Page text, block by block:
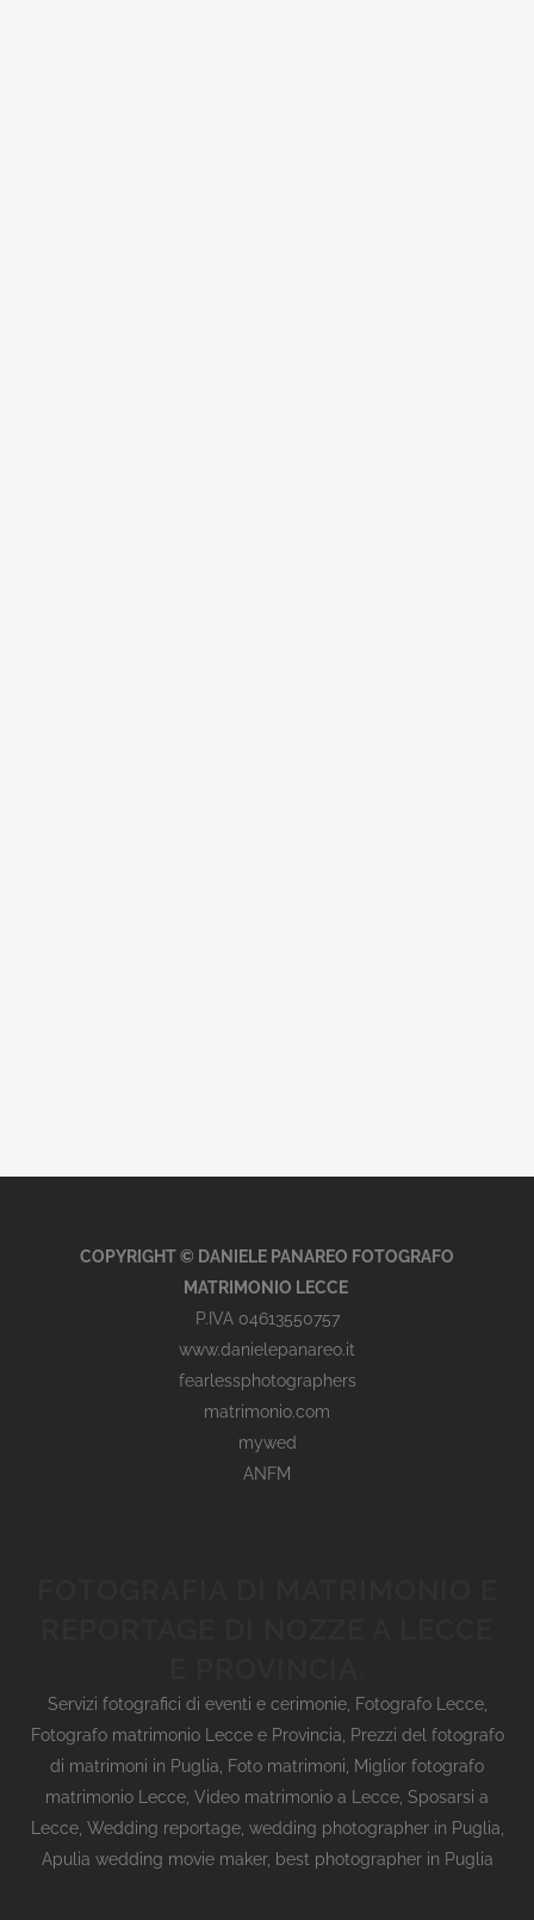
COPYRIGHT © DANIELE PANAREO FOTOGRAFO
MATRIMONIO LECCE
P.IVA 04613550757
www.danielepanareo.it
fearlessphotographers
matrimonio.com
mywed
ANFM
Servizi fotografici di eventi e cerimonie, Fotografo Lecce,
Fotografo matrimonio Lecce e Provincia
Prezzi del fotografo
di matrimoni in Puglia
Foto matrimoni
Miglior fotografo
matrimonio Lecce Video matrimonio a Lecce Sposarsi a
Lecce, Wedding reportage, wedding photographer in Puglia,
Apulia wedding movie maker, best photographer in Puglia